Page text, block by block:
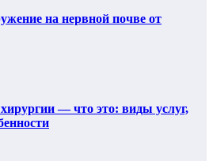
на нервной почве от
— что это: виды услуг,